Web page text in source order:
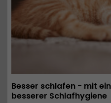
Besser schlafen - mit
besserer Schlafhygiene